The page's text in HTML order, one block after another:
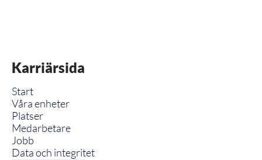
Karriärsida
Start
Våra enheter
Platser
Medarbetare
Jobb
Data och integritet